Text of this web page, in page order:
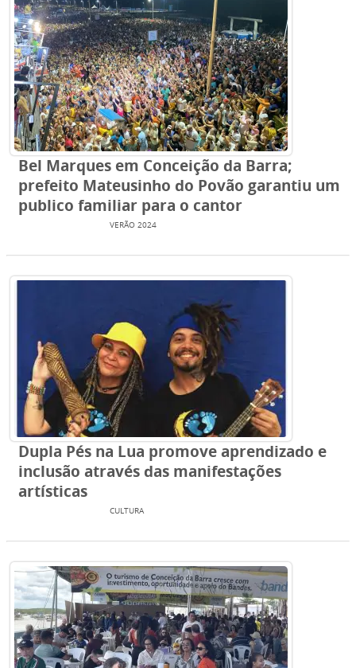
Bel Marques em Conceição da Barra;
prefeito Mateusinho do Povão garantiu um
publico familiar para o cantor
VERÃO 2024
Dupla Pés na Lua promove aprendizado e
inclusão através das manifestações
artísticas
CULTURA